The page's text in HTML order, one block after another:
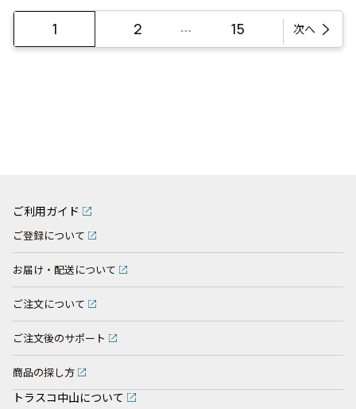
1 2 … 15 次へ
ご利用ガイド
ご登録について
お届け・配送について
ご注文について
ご注文後のサポート
商品の探し方
トラスコ中山について